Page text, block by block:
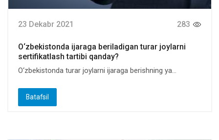
23 Dekabr 2021 283
O‘zbekistonda ijaraga beriladigan turar joylarni
sertifikatlash tartibi qanday?
O‘zbekistonda turar joylarni ijaraga berishning ya...
Batafsil